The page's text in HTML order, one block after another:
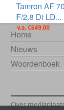
Tamron AF
F/2.8 Di LD...
v.a. €649.00
Home
Nieuws
Woordenboek
Over